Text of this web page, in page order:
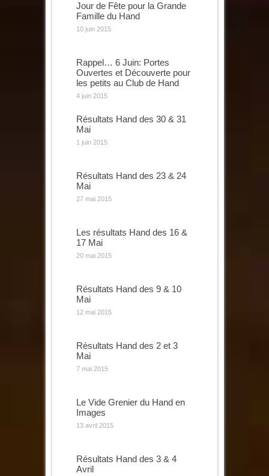
Jour de Fête pour la Grande
Famille du Hand
10 juin 2015
Rappel… 6 Juin: Portes
Ouvertes et Découverte pour
les petits au Club de Hand
4 juin 2015
Résultats Hand des 30 & 31
Mai
1 juin 2015
Résultats Hand des 23 & 24
Mai
27 mai 2015
Les résultats Hand des 16 &
17 Mai
20 mai 2015
Résultats Hand des 9 & 10
Mai
12 mai 2015
Résultats Hand des 2 et 3
Mai
7 mai 2015
Le Vide Grenier du Hand en
Images
13 avril 2015
Résultats Hand des 3 & 4
Avril